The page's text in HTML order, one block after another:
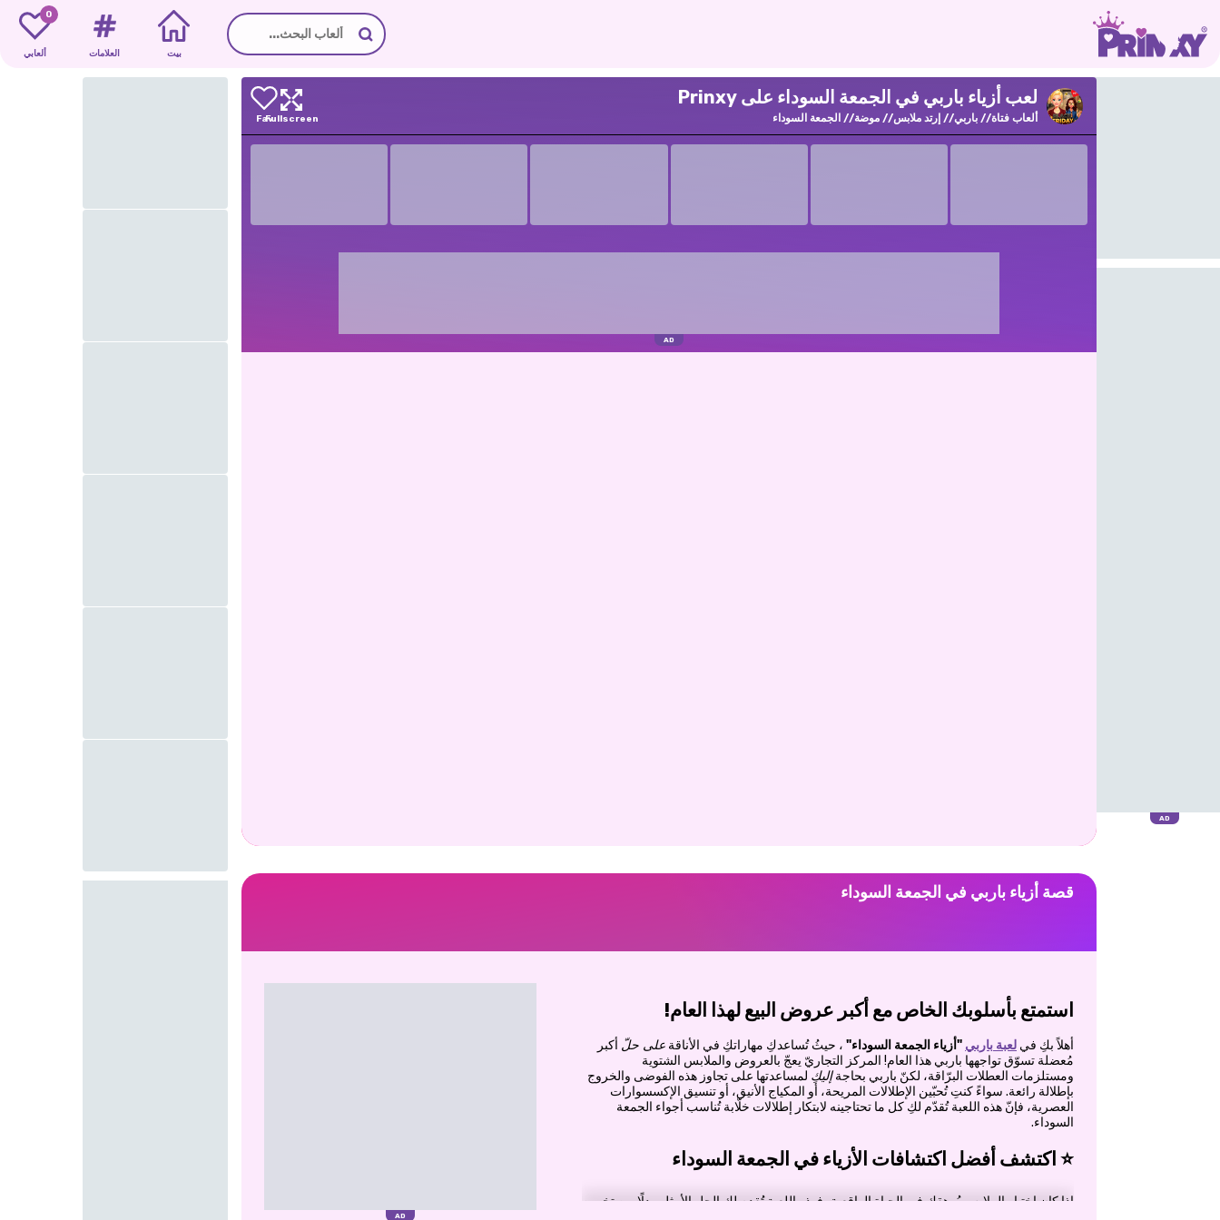
بيت العلامات
0
ألعابي
لعب أزياء باربي في الجمعة السوداء على Prinxy
ألعاب فتاة باربي إرتد ملابس موضة الجمعة السوداء
قصة أزياء باربي في الجمعة السوداء
استمتع بأسلوبك الخاص مع أكبر عروض البيع لهذا العام!
أهلاً بكِ في لعبة باربي "أزياء الجمعة السوداء" ، حيثُ تُساعدكِ مهاراتكِ في الأناقة على حلّ أكبر
مُعضلة تسوّق تواجهها باربي هذا العام! المركز التجاريّ يعجّ بالعروض والملابس الشتوية
ومستلزمات العطلات البرّاقة، لكنّ باربي بحاجةإليكِ لمساعدتها على تجاوز هذه الفوضى والخروج
بإطلالة رائعة. سواءً كنتِ تُحبّين الإطلالات المريحة، أو المكياج الأنيق، أو تنسيق الإكسسوارات
العصرية، فإنّ هذه اللعبة تُقدّم لكِ كل ما تحتاجينه لابتكار إطلالات خلّابة تُناسب أجواء الجمعة
السوداء.
⭐ اكتشف أفضل اكتشافات الأزياء في الجمعة السوداء
إذا كان اختيار الملابس يُرهقك في الحياة الواقعية، فهذه اللعبة تُقدم لك الحل الأمثل. بدلًا من تخمين